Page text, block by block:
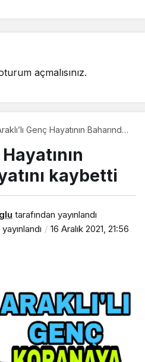
açmalısınız.
Genç Hayatının Baharında
kaybetti
tarafından yayınlandı
yayınlandı
16 Aralık 2021, 21:56